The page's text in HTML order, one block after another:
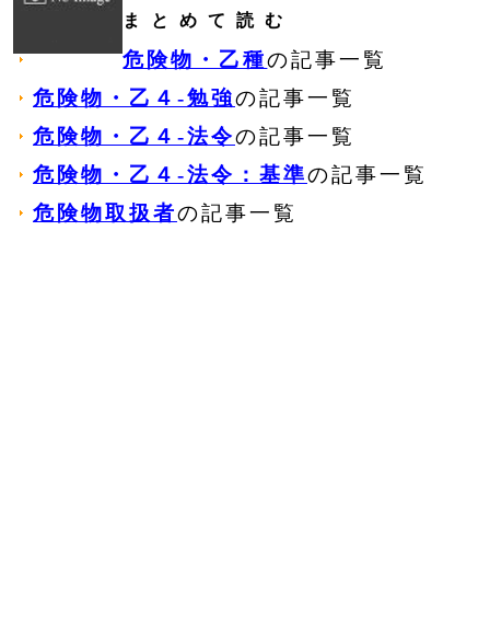
まとめて読む
危険物・乙種の記事一覧
危険物・乙４‐勉強の記事一覧
危険物・乙４‐法令の記事一覧
危険物・乙４‐法令：基準の記事一覧
危険物取扱者の記事一覧